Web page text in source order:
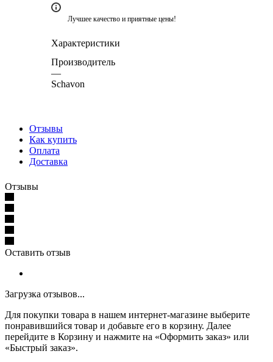
Лучшее качество и приятные цены!
Характеристики
Производитель
—
Schavon
Отзывы
Как купить
Оплата
Доставка
Отзывы
Оставить отзыв
Загрузка отзывов...
Для покупки товара в нашем интернет-магазине выберите
понравившийся товар и добавьте его в корзину. Далее
перейдите в Корзину и нажмите на «Оформить заказ» или
«Быстрый заказ».